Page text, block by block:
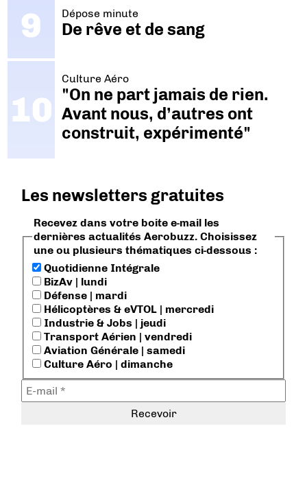
Dépose minute
De rêve et de sang
Culture Aéro
"On ne part jamais de rien.
Avant nous, d’autres ont
construit, expérimenté"
Les newsletters gratuites
Recevez dans votre boite e-mail les
dernières actualités Aerobuzz. Choisissez
une ou plusieurs thématiques ci-dessous :
Quotidienne Intégrale
BizAv | lundi
Défense | mardi
Hélicoptères & eVTOL | mercredi
Industrie & Jobs | jeudi
Transport Aérien | vendredi
Aviation Générale | samedi
Culture Aéro | dimanche